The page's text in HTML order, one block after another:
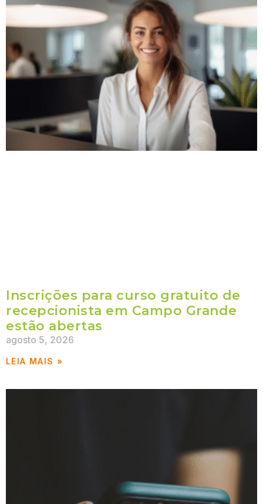
Inscrições para curso gratuito de
recepcionista em Campo Grande
estão abertas
agosto 5, 2026
LEIA MAIS »